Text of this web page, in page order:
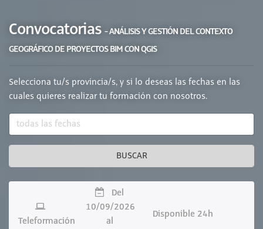
Convocatorias - ANÁLISIS Y GESTIÓN DEL CONTEXTO
GEOGRÁFICO DE PROYECTOS BIM CON QGIS
Selecciona tu/s provincia/s, y si lo deseas las fechas en las
cuales quieres realizar tu formación con nosotros.
BUSCAR
Teleformación
Del
10/09/2026
al
Disponible 24h